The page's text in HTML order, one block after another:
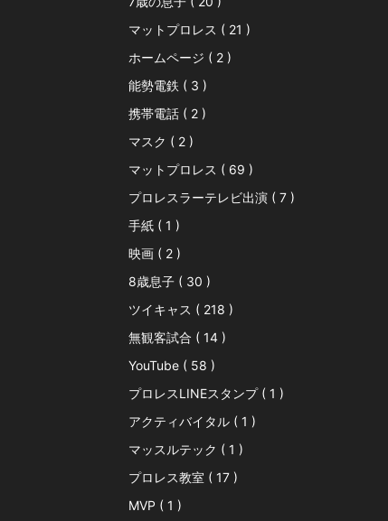
マットプロレス ( 21 )
ホームページ ( 2 )
能勢電鉄 ( 3 )
携帯電話 ( 2 )
マスク ( 2 )
マットプロレス ( 69 )
プロレスラーテレビ出演 ( 7 )
手紙 ( 1 )
映画 ( 2 )
8歳息子 ( 30 )
ツイキャス ( 218 )
無観客試合 ( 14 )
YouTube ( 58 )
プロレスLINEスタンプ ( 1 )
アクティバイタル ( 1 )
マッスルテック ( 1 )
プロレス教室 ( 17 )
MVP ( 1 )